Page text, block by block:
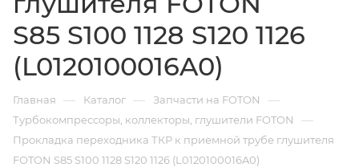
S85 S100 1128 S120 1126
(L0120100016A0)
Главная — Каталог — Запчасти на FOTON —
Турбокомпрессоры, коллекторы, глушители FOTON —
Прокладка переходника ТКР к приемной трубе глушителя
FOTON S85 S100 1128 S120 1126 (L0120100016A0)